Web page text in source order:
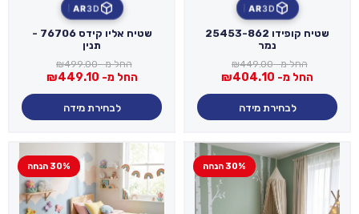
3D
AR
שטיח קופידו 25453-862
נמר
החל מ- ₪449.00
החל מ- ₪404.10
לבחירת מידה
3D
AR
שטיח אליו קידס 76706 -
תנין
החל מ- ₪499.00
החל מ- ₪449.10
לבחירת מידה
30% הנחה 30% הנחה